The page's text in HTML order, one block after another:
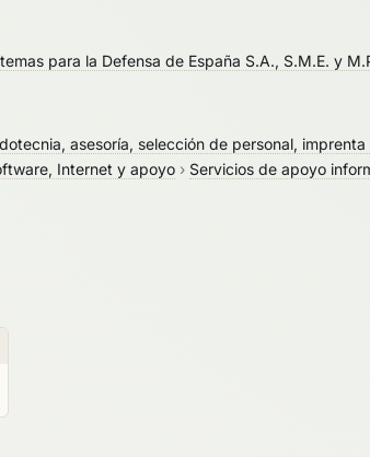
para la Defensa de España S.A., S.M.E. y
asesoría, selección de personal,
Internet y apoyo › Servicios de apoyo